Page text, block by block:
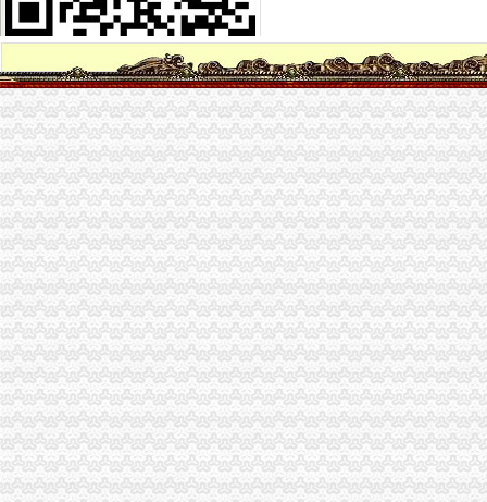
【重庆南岸南岸周边财务/审计/税务招聘网|2018年重庆南岸南岸周边财
【南岸周边财务会计类职业认证培训】-今题南岸周边财务会计类职业
【58同城】重庆南岸南岸周边工商注册_公司注册代理_代办注册公司价
南岸路附近出纳招聘|南岸路附近出纳职位信息汇总|广州出纳招聘分类-
【南岸周边财务管理培训课程_南岸周边财务管理培训班】-重庆培训网
海棠溪财务公司
【重庆海棠溪工商注册|工商注册代理|工商注册代办】-重庆赶集网
【重庆海棠溪审计代理|代办审计】-重庆赶集网
李嘉诚为何卖大陆地产旗下和黄地产回应出售重庆项目：未达成协议_
重庆收银员：收银员3500包吃住-重庆爱问分类
太集团：日常关联交易公告_搜狐财经_搜狐网
弹子石财务公司
重庆燃气集团股份有限公司2014年度报告摘要（下转C34版）_网易新闻
南岸服装服料公司_南岸服装服料生产厂家_企业公司
大事记-重庆市烟草专卖局（公司）
重庆一线地产商轮番上演降价戏码_网易上海房产频道
就业信息网
茶园新区财务公司
【中铁山水一舍】茶园新区预计10月推出高层、洋房_中铁山水一舍
茶园新区]某科技公司新建厂区3号厂房建筑施工图-cad车间厂房建筑
南岸区茶园新区茶花小镇专用变器停电_重庆市公开信箱
老麻抄手(南岸茶园新区分店)电话,地址,营业时间(图)-重庆美